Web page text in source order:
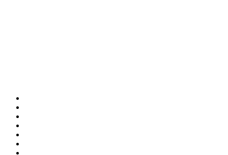
ERSTES
SEEBAD
Sommerfrische
seit
1793.